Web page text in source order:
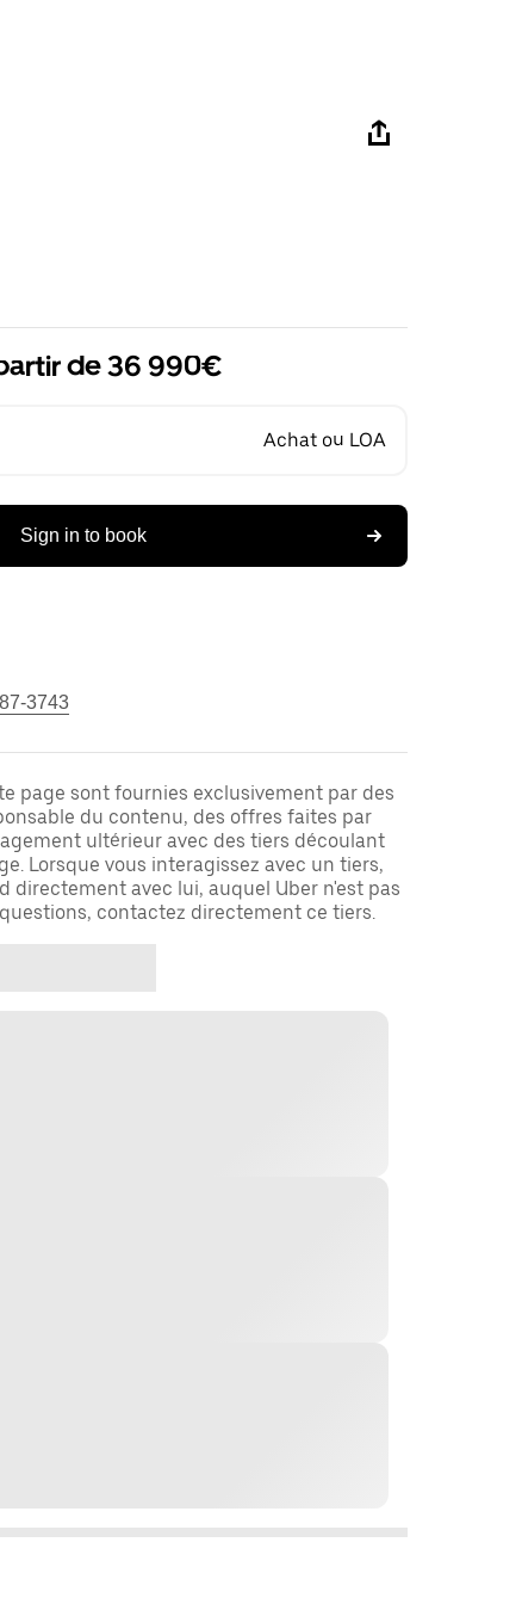
de 36 990€
Achat ou LOA
Sign in to book
3743
page sont fournies exclusivement par des
du contenu, des offres faites par
ultérieur avec des tiers découlant
Lorsque vous interagissez avec un tiers,
directement avec lui, auquel Uber n'est pas
contactez directement ce tiers.